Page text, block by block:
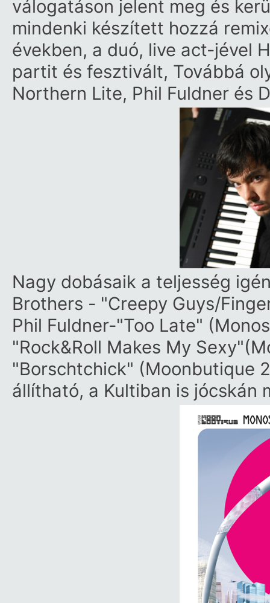
válogatáson jelent meg és
mindenki készített hozzá
években, a duó, live act-jével
partit és fesztivált, Továbbá
Northern Lite, Phil Fuldner és
Nagy dobásaik a teljesség
Brothers - "Creepy Guys/
Phil Fuldner-"Too Late"
"Rock&Roll Makes My
"Borschtchick" (Moonbutique
állítható, a Kultiban is jócskán